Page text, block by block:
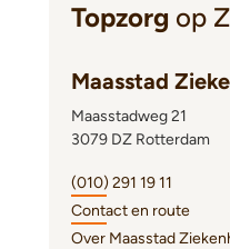
Topzorg op
Maasstad
Maasstadweg 21
3079 DZ Rotterdam
(010) 291 19 11
Contact en route
Over Maasstad